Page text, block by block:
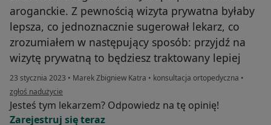
aroganckie. Z pewnością wizyta prywatna byłaby
lepsza, co jednoznacznie sugerował lekarz, co
zrozumiałem w następujący sposób: przyjdź na
wizytę prywatną to będziesz traktowany lepiej
23 stycznia 2023 • Marek Zbigniew Katra • konsultacja ortopedyczna •
w opinii użytkownika ARB
zgłoś nadużycie
Jesteś tym lekarzem? Odpowiedz na tę opinię!
Zarejestruj się teraz